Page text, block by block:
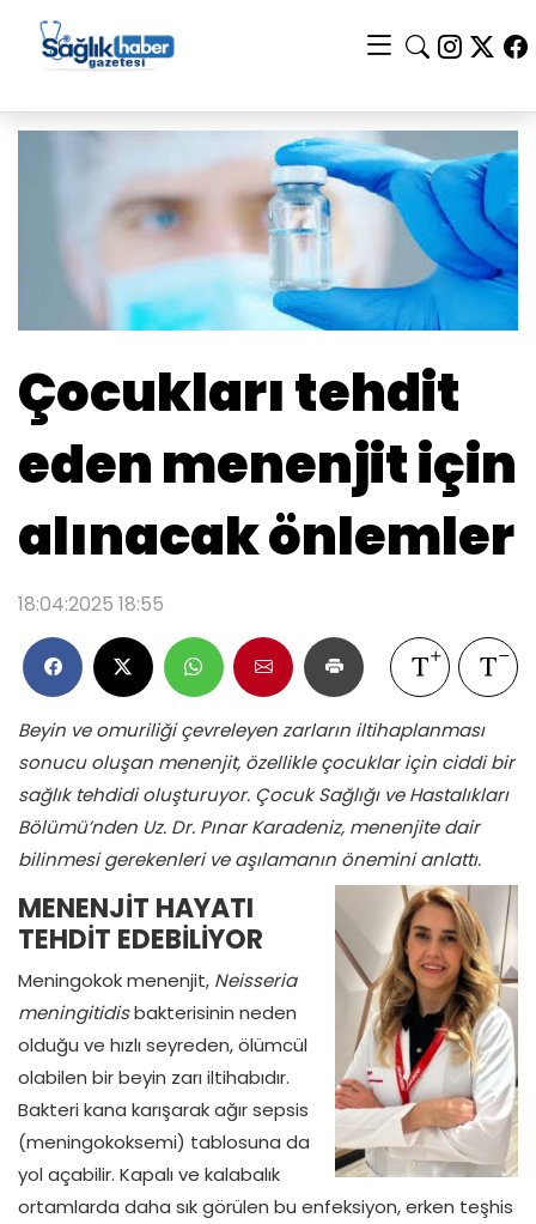
Çocukları tehdit
eden menenjit için
alınacak önlemler
18:04:2025 18:55
Beyin ve omuriliği çevreleyen zarların iltihaplanması
sonucu oluşan menenjit, özellikle çocuklar için ciddi bir
sağlık tehdidi oluşturuyor. Çocuk Sağlığı ve Hastalıkları
Bölümü’nden Uz. Dr. Pınar Karadeniz, menenjite dair
bilinmesi gerekenleri ve aşılamanın önemini anlattı.
MENENJİT HAYATI
TEHDİT EDEBİLİYOR
Meningokok menenjit, Neisseria
meningitidisbakterisinin neden
olduğu ve hızlı seyreden, ölümcül
olabilen bir beyin zarı iltihabıdır.
Bakteri kana karışarak ağır sepsis
(meningokoksemi) tablosuna da
yol açabilir. Kapalı ve kalabalık
ortamlarda daha sık görülen bu enfeksiyon, erken teşhis